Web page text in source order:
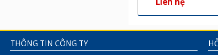
THÔNG TIN CÔNG TY